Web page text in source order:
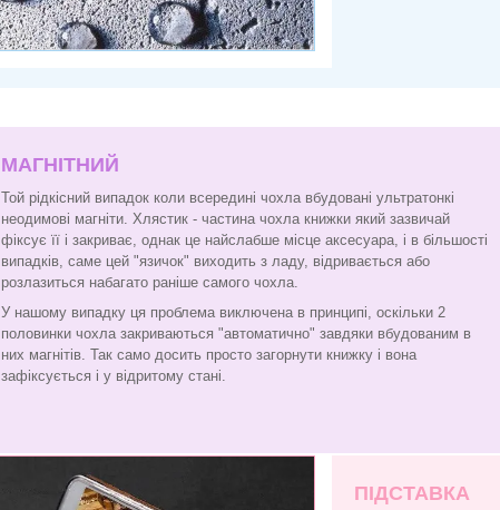
МАГНІТНИЙ
Той рідкісний випадок коли всередині чохла вбудовані ультратонкі
неодимові магніти. Хлястик - частина чохла книжки який зазвичай
фіксує її і закриває, однак це найслабше місце аксесуара, і в більшості
випадків, саме цей "язичок" виходить з ладу, відривається або
розлазиться набагато раніше самого чохла.
У нашому випадку ця проблема виключена в принципі, оскільки 2
половинки чохла закриваються "автоматично" завдяки вбудованим в
них магнітів. Так само досить просто загорнути книжку і вона
зафіксується і у відритому стані.
ПІДСТАВКА